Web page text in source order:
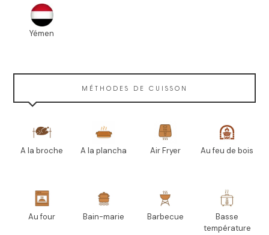
Yémen
MÉTHODES DE CUISSON
A la broche A la plancha Air Fryer Au feu de bois
Au four Bain-marie Barbecue
Basse
température